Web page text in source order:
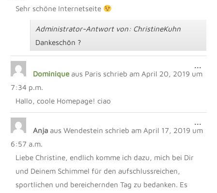
Sehr schöne Internetseite
Administrator-Antwort von: ChristineKuhn
Dankeschön ?
Dominique aus Paris schrieb am April 20, 2019 um
7:34 p.m.
Hallo, coole Homepage! ciao
...
Anja aus Wendestein schrieb am April 17, 2019 um
6:57 a.m.
Liebe Christine, endlich komme ich dazu, mich bei Dir
und Deinem Schimmel für den aufschlussreichen,
sportlichen und bereichernden Tag zu bedanken. Es
...